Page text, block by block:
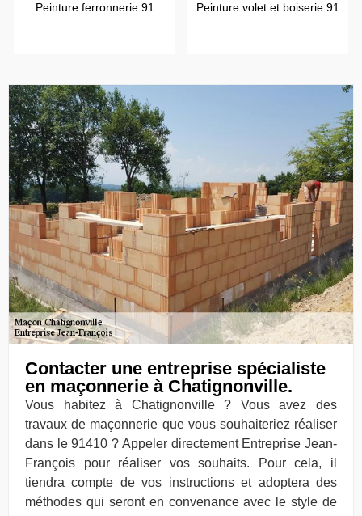
Peinture ferronnerie 91 Peinture volet et boiserie 91
Contacter une entreprise spécialiste
en maçonnerie à Chatignonville.
Vous habitez à Chatignonville ? Vous avez des
travaux de maçonnerie que vous souhaiteriez réaliser
dans le 91410 ? Appeler directement Entreprise Jean-
François pour réaliser vos souhaits. Pour cela, il
tiendra compte de vos instructions et adoptera des
méthodes qui seront en convenance avec le style de